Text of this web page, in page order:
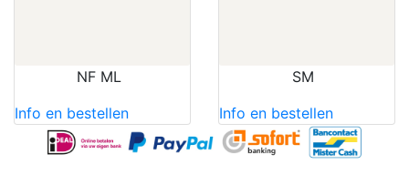
NF ML
Info en bestellen
SM
Info en bestellen